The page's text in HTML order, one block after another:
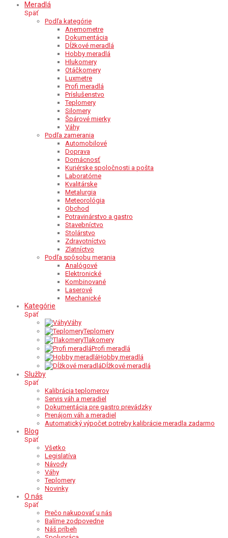
Meradlá
Späť
Podľa kategórie
Anemometre
Dokumentácia
Dĺžkové meradlá
Hobby meradlá
Hlukomery
Otáčkomery
Luxmetre
Profi meradlá
Príslušenstvo
Teplomery
Silomery
Špárové mierky
Váhy
Podľa zamerania
Automobilové
Doprava
Domácnosť
Kuriérske spoločnosti a pošta
Laboratórne
Kvalitárske
Metalurgia
Meteorológia
Obchod
Potravinárstvo a gastro
Stavebníctvo
Stolárstvo
Zdravotníctvo
Zlatníctvo
Podľa spôsobu merania
Analógové
Elektronické
Kombinované
Laserové
Mechanické
Kategórie
Späť
Váhy
Teplomery
Tlakomery
Profi meradlá
Hobby meradlá
Dĺžkové meradlá
Služby
Späť
Kalibrácia teplomerov
Servis váh a meradiel
Dokumentácia pre gastro prevádzky
Prenájom váh a meradiel
Automatický výpočet potreby kalibrácie meradla zadarmo
Blog
Späť
Všetko
Legislatíva
Návody
Váhy
Teplomery
Novinky
O nás
Späť
Prečo nakupovať u nás
Balíme zodpovedne
Náš príbeh